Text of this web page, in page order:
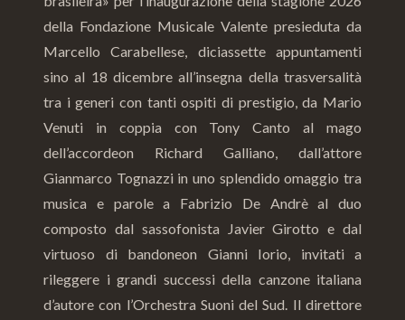
della Fondazione Musicale Valente presieduta da
Marcello Carabellese, diciassette appuntamenti
sino al 18 dicembre all’insegna della trasversalità
tra i generi con tanti ospiti di prestigio, da Mario
Venuti in coppia con Tony Canto al mago
dell’accordeon Richard Galliano, dall’attore
Gianmarco Tognazzi in uno splendido omaggio tra
musica e parole a Fabrizio De Andrè al duo
composto dal sassofonista Javier Girotto e dal
virtuoso di bandoneon Gianni Iorio, invitati a
rileggere i grandi successi della canzone italiana
d’autore con l’Orchestra Suoni del Sud. Il direttore